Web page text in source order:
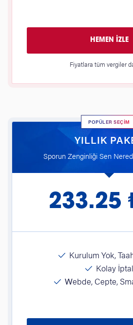
HEMEN İZLE
Fiyatlara tüm vergiler
POPÜLER SEÇİM
YILLIK
Sporun Zenginliği Sen
233.25
Kurulum Yok,
Kolay İptal
Webde, Cepte,